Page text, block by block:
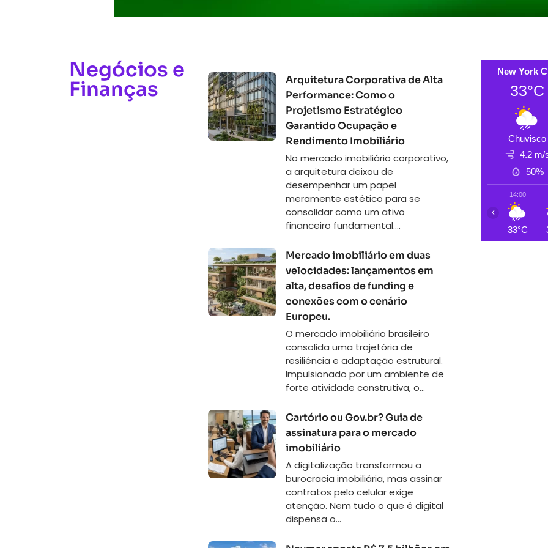
Negócios e
Finanças
Arquitetura Corporativa de Alta
Performance: Como o
Projetismo Estratégico
Garantido Ocupação e
Rendimento Imobiliário
No mercado imobiliário corporativo,
a arquitetura deixou de
desempenhar um papel
meramente estético para se
consolidar como um ativo
financeiro fundamental....
Mercado imobiliário em duas
velocidades: lançamentos em
alta, desafios de funding e
conexões com o cenário
Europeu.
O mercado imobiliário brasileiro
consolida uma trajetória de
resiliência e adaptação estrutural.
Impulsionado por um ambiente de
forte atividade construtiva, o...
Cartório ou Gov.br? Guia de
assinatura para o mercado
imobiliário
A digitalização transformou a
burocracia imobiliária, mas assinar
contratos pelo celular exige
atenção. Nem tudo o que é digital
dispensa o...
New York
33°C
Chuvisco
4.2 m/
50%
14:00
33°C
‹